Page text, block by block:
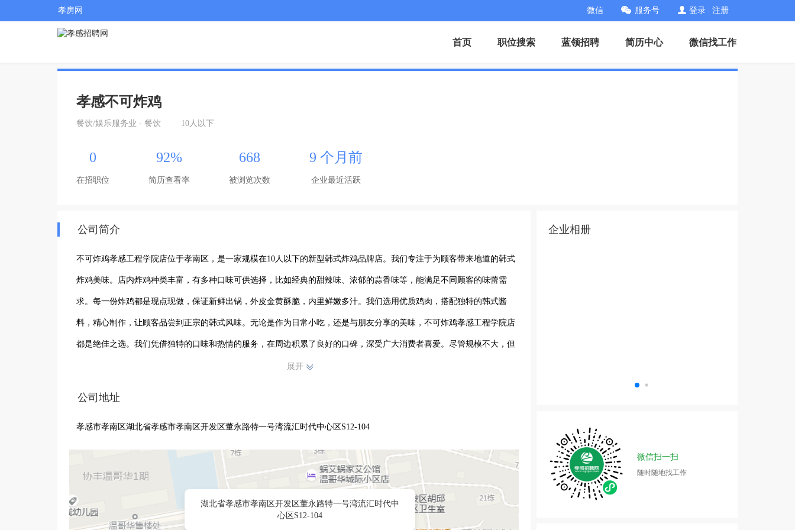
孝房网 微信 服务号 登录 注册
首页 职位搜索 蓝领招聘 简历中心 微信找工作
孝感不可炸鸡
餐饮/娱乐服务业 - 餐饮 10人以下
0
在招职位
92%
简历查看率
668
被浏览次数
9 个月前
企业最近活跃
公司简介
不可炸鸡孝感工程学院店位于孝南区，是一家规模在10人以下的新型韩式炸鸡品牌店。我们专注于为顾客带来地道的韩式
炸鸡美味。店内炸鸡种类丰富，有多种口味可供选择，比如经典的甜辣味、浓郁的蒜香味等，能满足不同顾客的味蕾需
求。每一份炸鸡都是现点现做，保证新鲜出锅，外皮金黄酥脆，内里鲜嫩多汁。我们选用优质鸡肉，搭配独特的韩式酱
料，精心制作，让顾客品尝到正宗的韩式风味。无论是作为日常小吃，还是与朋友分享的美味，不可炸鸡孝感工程学院店
都是绝佳之选。我们凭借独特的口味和热情的服务，在周边积累了良好的口碑，深受广大消费者喜爱。尽管规模不大，但
我们用心对待每一位顾客，致力于为大家提供美味、健康又实惠的韩式炸鸡体验，让大家在孝感工程学院附近就能轻松享
展开
公司地址
孝感市孝南区湖北省孝感市孝南区开发区董永路特一号湾流汇时代中心区S12-104
湖北省孝感市孝南区开发区董永路特一号湾流汇时代中
心区S12-104
企业相册
微信扫一扫
随时随地找工作